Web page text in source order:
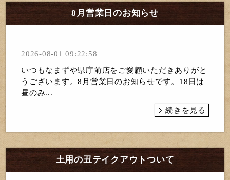
8月営業日のお知らせ
2026-08-01 09:22:58
いつもなまずや県庁前店をご愛顧いただきありがと
うございます。8月営業日のお知らせです。18日は
昼のみ...
続きを見る
土用の丑テイクアウトついて